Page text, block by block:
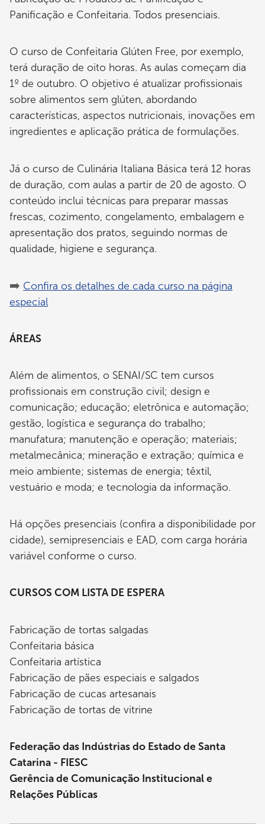
Panificação e Confeitaria. Todos presenciais.
O curso de Confeitaria Glúten Free, por exemplo,
terá duração de oito horas. As aulas começam dia
1º de outubro. O objetivo é atualizar profissionais
sobre alimentos sem glúten, abordando
características, aspectos nutricionais, inovações em
ingredientes e aplicação prática de formulações.
Já o curso de Culinária Italiana Básica terá 12 horas
de duração, com aulas a partir de 20 de agosto. O
conteúdo inclui técnicas para preparar massas
frescas, cozimento, congelamento, embalagem e
apresentação dos pratos, seguindo normas de
qualidade, higiene e segurança.
➡️ Confira os detalhes de cada curso na página
especial
ÁREAS
Além de alimentos, o SENAI/SC tem cursos
profissionais em construção civil; design e
comunicação; educação; eletrônica e automação;
gestão, logística e segurança do trabalho;
manufatura; manutenção e operação; materiais;
metalmecânica; mineração e extração; química e
meio ambiente; sistemas de energia; têxtil,
vestuário e moda; e tecnologia da informação.
Há opções presenciais (confira a disponibilidade por
cidade), semipresenciais e EAD, com carga horária
variável conforme o curso.
CURSOS COM LISTA DE ESPERA
Fabricação de tortas salgadas
Confeitaria básica
Confeitaria artística
Fabricação de pães especiais e salgados
Fabricação de cucas artesanais
Fabricação de tortas de vitrine
Federação das Indústrias do Estado de Santa
Catarina - FIESC
Gerência de Comunicação Institucional e
Relações Públicas